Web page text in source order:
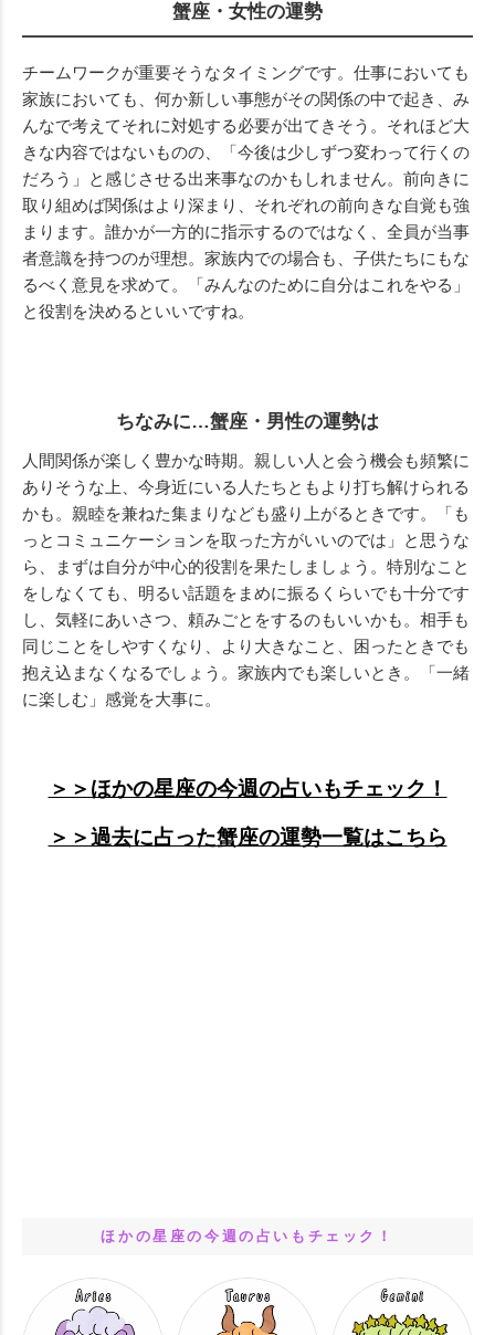
蟹座・女性の運勢
チームワークが重要そうなタイミングです。仕事においても
家族においても、何か新しい事態がその関係の中で起き、み
んなで考えてそれに対処する必要が出てきそう。それほど大
きな内容ではないものの、「今後は少しずつ変わって行くの
だろう」と感じさせる出来事なのかもしれません。前向きに
取り組めば関係はより深まり、それぞれの前向きな自覚も強
まります。誰かが一方的に指示するのではなく、全員が当事
者意識を持つのが理想。家族内での場合も、子供たちにもな
るべく意見を求めて。「みんなのために自分はこれをやる」
と役割を決めるといいですね。
ちなみに…蟹座・男性の運勢は
人間関係が楽しく豊かな時期。親しい人と会う機会も頻繁に
ありそうな上、今身近にいる人たちともより打ち解けられる
かも。親睦を兼ねた集まりなども盛り上がるときです。「も
っとコミュニケーションを取った方がいいのでは」と思うな
ら、まずは自分が中心的役割を果たしましょう。特別なこと
をしなくても、明るい話題をまめに振るくらいでも十分です
し、気軽にあいさつ、頼みごとをするのもいいかも。相手も
同じことをしやすくなり、より大きなこと、困ったときでも
抱え込まなくなるでしょう。家族内でも楽しいとき。「一緒
に楽しむ」感覚を大事に。
＞＞ほかの星座の今週の占いもチェック！
＞＞過去に占った蟹座の運勢一覧はこちら
ほかの星座の今週の占いもチェック！